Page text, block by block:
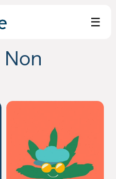
☰
Non